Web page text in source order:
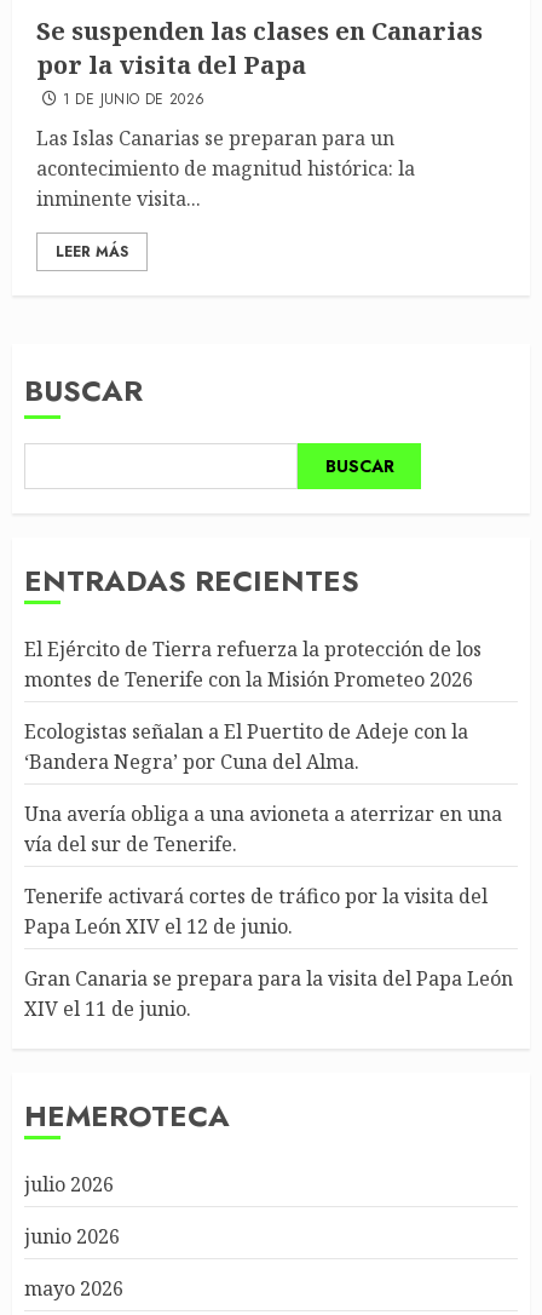
Se suspenden las clases en Canarias
por la visita del Papa
1 DE JUNIO DE 2026
Las Islas Canarias se preparan para un
acontecimiento de magnitud histórica: la
inminente visita...
LEER MÁS
BUSCAR
BUSCAR
ENTRADAS RECIENTES
El Ejército de Tierra refuerza la protección de los
montes de Tenerife con la Misión Prometeo 2026
Ecologistas señalan a El Puertito de Adeje con la
‘Bandera Negra’ por Cuna del Alma.
Una avería obliga a una avioneta a aterrizar en una
vía del sur de Tenerife.
Tenerife activará cortes de tráfico por la visita del
Papa León XIV el 12 de junio.
Gran Canaria se prepara para la visita del Papa León
XIV el 11 de junio.
HEMEROTECA
julio 2026
junio 2026
mayo 2026